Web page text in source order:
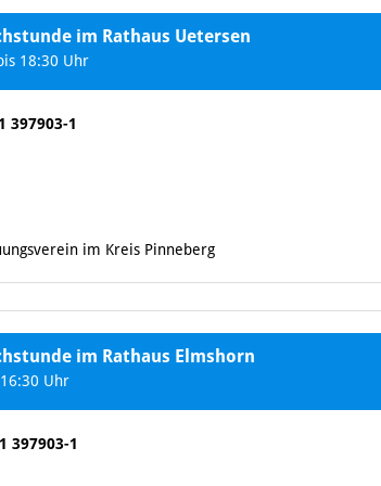
im Rathaus Uetersen
18:30 Uhr
397903-1
im Kreis Pinneberg
im Rathaus Elmshorn
Uhr
397903-1